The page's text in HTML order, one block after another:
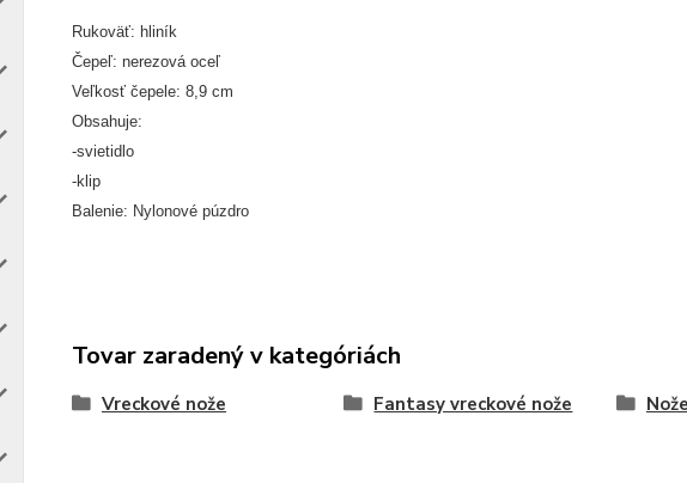
Rukoväť: hliník
Čepeľ: nerezová oceľ
Veľkosť čepele: 8,9 cm
Obsahuje:
-svietidlo
-klip
Balenie: Nylonové púzdro
Tovar zaradený v kategóriách
Vreckové nože Fantasy vreckové nože